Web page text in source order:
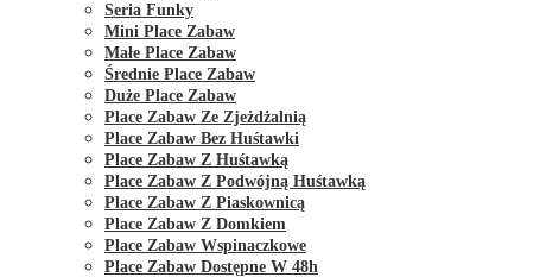
Seria Funky
Mini Place Zabaw
Małe Place Zabaw
Średnie Place Zabaw
Duże Place Zabaw
Place Zabaw Ze Zjeżdżalnią
Place Zabaw Bez Huśtawki
Place Zabaw Z Huśtawką
Place Zabaw Z Podwójną Huśtawką
Place Zabaw Z Piaskownicą
Place Zabaw Z Domkiem
Place Zabaw Wspinaczkowe
Place Zabaw Dostępne W 48h